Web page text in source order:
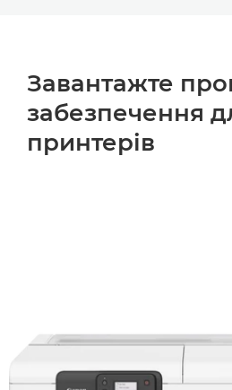
Завантажте
забезпечення
принтерів